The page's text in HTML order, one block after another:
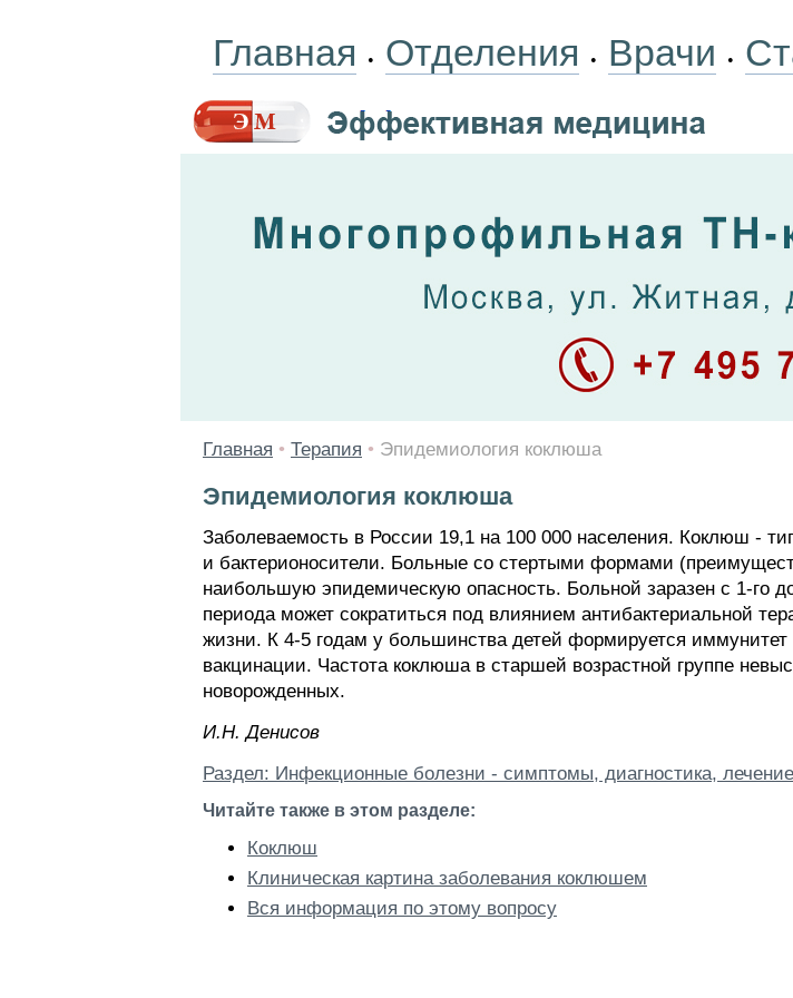
Главная • Отделения • Врачи •
Главная • Терапия • Эпидемиология коклюша
Эпидемиология коклюша
Заболеваемость в России 19,1 на 100 000 населения. Коклюш -
и бактерионосители. Больные со стертыми формами
наибольшую эпидемическую опасность. Больной заразен с 1-го
периода может сократиться под влиянием антибактериальной
жизни. К 4-5 годам у большинства детей формируется иммунитет
вакцинации. Частота коклюша в старшей возрастной группе
новорожденных.
И.H. Дeниcoв
Раздел: Инфекционные болезни - симптомы, диагностика, лечение
Читайте также в этом разделе:
Коклюш
Клиническая картина заболевания коклюшем
Вся информация по этому вопросу